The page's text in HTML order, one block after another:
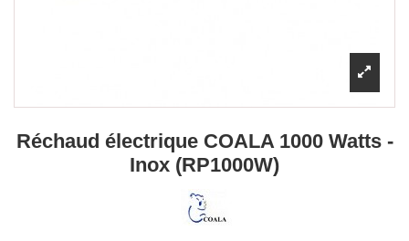
Réchaud électrique COALA 1000 Watts -
Inox (RP1000W)